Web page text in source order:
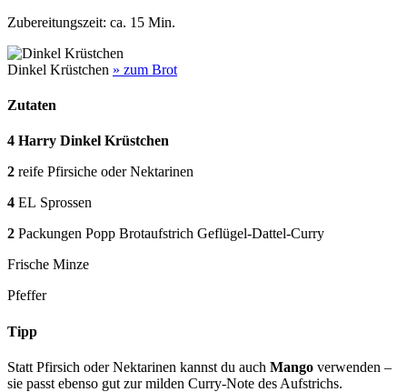
Zubereitungszeit: ca. 15 Min.
Dinkel Krüstchen » zum Brot
Zutaten
4 Harry Dinkel Krüstchen
2 reife Pfirsiche oder Nektarinen
4 EL Sprossen
2 Packungen Popp Brotaufstrich Geflügel-Dattel-Curry
Frische Minze
Pfeffer
Tipp
Statt Pfirsich oder Nektarinen kannst du auch Mango verwenden –
sie passt ebenso gut zur milden Curry-Note des Aufstrichs.